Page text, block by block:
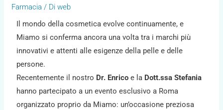
Farmacia / Diweb
Il mondo della cosmetica evolve continuamente, e
Miamo si conferma ancora una volta tra i marchi più
innovativi e attenti alle esigenze della pelle e delle
persone.
Recentemente il nostro Dr. Enrico e la Dott.ssa Stefania
hanno partecipato a un evento esclusivo a Roma
organizzato proprio da Miamo: un’occasione preziosa